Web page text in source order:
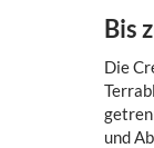
Bis
Die
und